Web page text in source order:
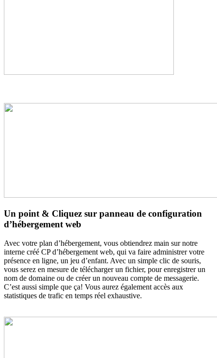
Un point & Cliquez sur panneau de configuration
d’hébergement web
Avec votre plan d’hébergement, vous obtiendrez main sur notre
interne créé CP d’hébergement web, qui va faire administrer votre
présence en ligne, un jeu d’enfant. Avec un simple clic de souris,
vous serez en mesure de télécharger un fichier, pour enregistrer un
nom de domaine ou de créer un nouveau compte de messagerie.
C’est aussi simple que ça! Vous aurez également accès aux
statistiques de trafic en temps réel exhaustive.